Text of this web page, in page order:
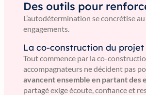
Des outils pour
L’autodétermination se concrétise
engagements.
La co-construction du projet
Tout commence par la co-
accompagnateurs ne décident pas
avancent ensemble en partant des
partagé exige écoute, confiance et